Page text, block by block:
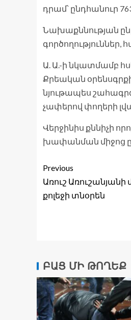
դրամ՝ ընդհանուր
Նախաքննության
գործողություններ,
Ա. Ա.-ի նկատմամբ
Քրեական
նյութապես
չափերով փողերի
Վերջինիս քննիչի
խափանման միջոց
Previous
Առուշ Առուշանյանի
քոլեջի տնօրեն
ԲԱՑ ՄԻ ԹՈՂԵՔ